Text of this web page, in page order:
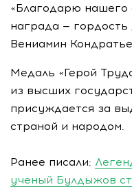
«Благодарю нашего
награда — гордость
Вениамин
Медаль «Герой
из высших
присуждается за
страной и народом.
Ранее писали:
ученый Булдыжов